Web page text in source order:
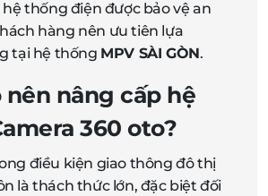
hệ thống điện được bảo vệ an
hàng nên ưu tiên lựa
tại hệ thống MPV SÀI GÒN.
nên nâng cấp hệ
360 oto?
điều kiện giao thông đô thị
là thách thức lớn, đặc biệt đối